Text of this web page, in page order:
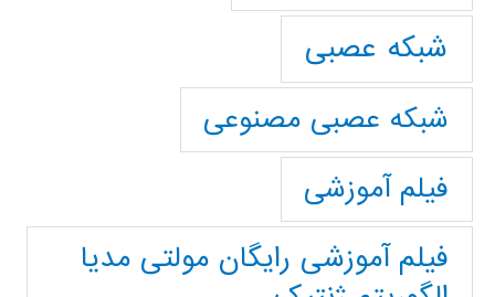
شبکه عصبی
شبکه عصبی مصنوعی
فیلم آموزشی
فیلم آموزشی رایگان مولتی مدیا